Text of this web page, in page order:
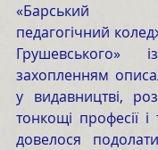
«Барський
педагогічний
Грушевського»
захопленням
у видавництві,
тонкощі професії і
довелося